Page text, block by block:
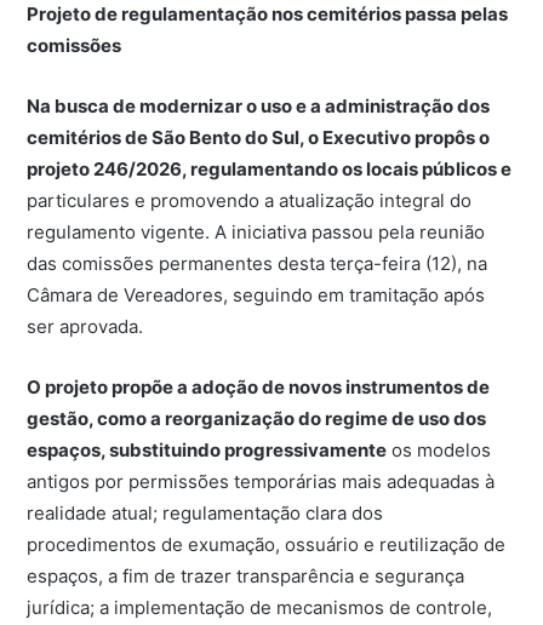
Projeto de regulamentação nos cemitérios passa pelas
comissões
Na busca de modernizar o uso e a administração dos
cemitérios de São Bento do Sul, o Executivo propôs o
projeto 246/2026, regulamentando os locais públicos e
particulares e promovendo a atualização integral do
regulamento vigente. A iniciativa passou pela reunião
das comissões permanentes desta terça-feira (12), na
Câmara de Vereadores, seguindo em tramitação após
ser aprovada.
O projeto propõe a adoção de novos instrumentos de
gestão, como a reorganização do regime de uso dos
espaços, substituindo progressivamente os modelos
antigos por permissões temporárias mais adequadas à
realidade atual; regulamentação clara dos
procedimentos de exumação, ossuário e reutilização de
espaços, a fim de trazer transparência e segurança
jurídica; a implementação de mecanismos de controle,